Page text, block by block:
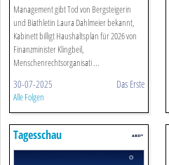
Management gibt Tod von Bergsteigerin
und Biathletin Laura Dahlmeier bekannt,
Kabinett billigt Haushaltsplan für 2026 von
Finanzminister Klingbeil,
Menschenrechtsorganisati ...
30-07-2025 Das Erste
Alle Folgen
Tagesschau